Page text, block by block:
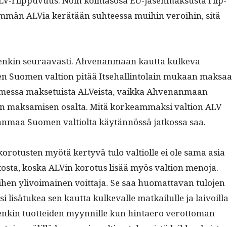
ALVia kerätään suh­teessa mui­hin veroi­hin, sitä
seu­raavasti. Ahve­nan­maan kaut­ta kulke­va
Suomen val­tion pitää Itse­hallinto­lain mukaan mak­saa
mak­se­tu­ista ALVeista, vaik­ka Ahve­nan­maan
mak­samisen osalta. Mitä korkeam­mak­si val­tion ALV
Suomen val­ti­ol­ta käytän­nössä jatkos­sa saa.
myötä ker­tyvä tulo val­ti­olle ei ole sama asia
kos­ka ALVin koro­tus lisää myös val­tion meno­ja.
ylivoimainen voit­ta­ja. Se saa huo­mat­ta­van tulo­jen
lisä­tukea sen kaut­ta kulke­valle matkailulle ja laivoil­la
tuot­tei­den myyn­nille kun hin­taero verot­toman